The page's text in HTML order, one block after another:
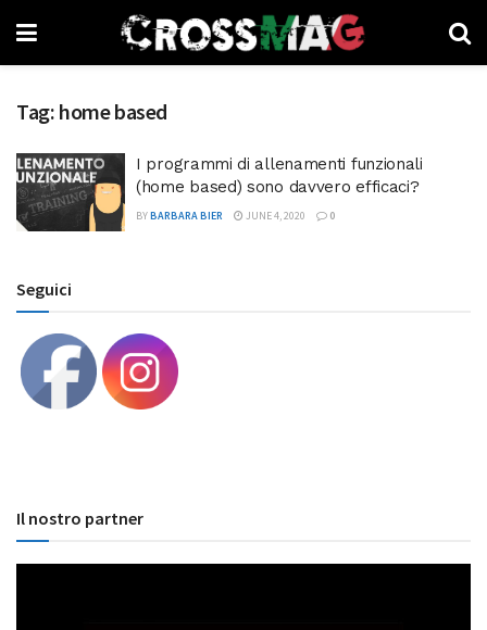
Tag: home based
I programmi di allenamenti funzionali
(home based) sono davvero efficaci?
BYBARBARA BIER JUNE 4, 2020 0
Seguici
Il nostro partner